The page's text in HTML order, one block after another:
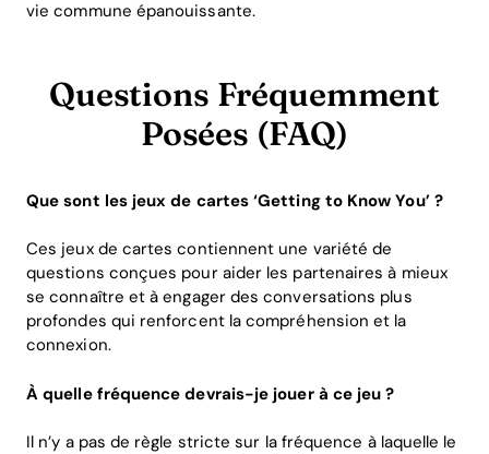
vie commune épanouissante.
Questions Fréquemment
Posées (FAQ)
Que sont les jeux de cartes ‘Getting to Know You’ ?
Ces jeux de cartes contiennent une variété de
questions conçues pour aider les partenaires à mieux
se connaître et à engager des conversations plus
profondes qui renforcent la compréhension et la
connexion.
À quelle fréquence devrais-je jouer à ce jeu ?
Il n’y a pas de règle stricte sur la fréquence à laquelle le